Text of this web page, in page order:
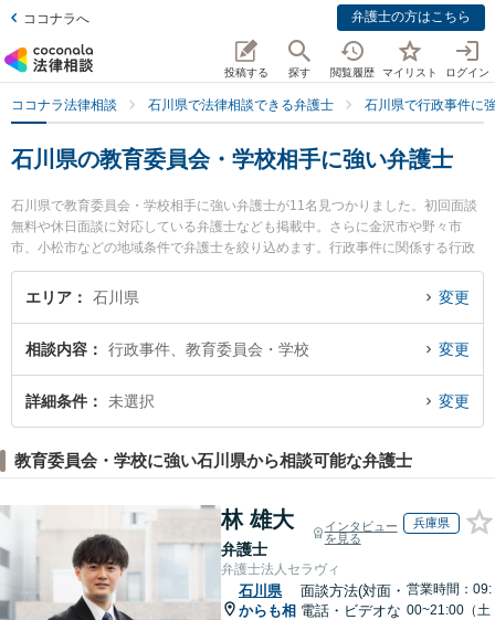
ココナラへ 弁護士の方はこちら
投稿する 探す 閲覧履歴 マイリスト ログイン
ココナラ法律相談 石川県で法律相談できる弁護士 石川県で行政事件に
石川県の教育委員会・学校相手に強い弁護士
石川県で教育委員会・学校相手に強い弁護士が11名見つかりました。初回面談
無料や休日面談に対応している弁護士なども掲載中。さらに金沢市や野々市
市、小松市などの地域条件で弁護士を絞り込めます。行政事件に関係する行政
処分の不服申立てや住民訴訟、抗告訴訟（処分取り消し等）等の細かな分野で
の絞り込み検索もでき便利です。特に浮葉法律事務所の浮葉 遼弁護士や弁護士
れています。『石川県で土日や夜間に発生した教育委員会・学校相手のトラブ
ルを今すぐに弁護士に相談したい』『教育委員会・学校相手のトラブル解決の
実績豊富な近くの弁護士を検索したい』『初回相談無料で教育委員会・学校相
エリア 石川県 変更
相談内容 行政事件、教育委員会・学校 変更
詳細条件 未選択 変更
教育委員会・学校に強い石川県から相談可能な弁護士
林 雄大
弁護士
インタビュー
を見る
兵庫県
弁護士法人セラヴィ
石川県
からも相
面談方法(対面・
電話・ビデオな
営業時間：09:
00~21:00（土